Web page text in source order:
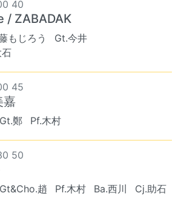
40
/ ZABADAK
もじろう
Gt.今井
45
嘉
Gt.鄭 Pf.木村
50
Gt&Cho.趙 Pf.木村 Ba.西川 Cj.助石